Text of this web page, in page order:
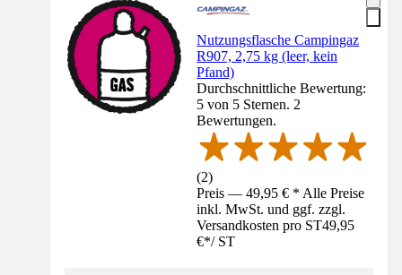
Nutzungsflasche Campingaz
R907, 2,75 kg (leer, kein
Pfand)
Durchschnittliche Bewertung:
5 von 5 Sternen. 2
Bewertungen.
(2)
Preis — 49,95 € * Alle Preise
inkl. MwSt. und ggf. zzgl.
Versandkosten pro ST49,95
€*/ ST